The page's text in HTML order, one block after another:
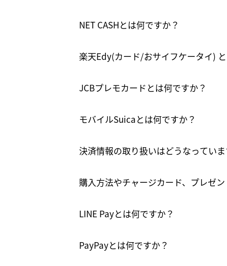
NET CASHとは何ですか？
楽天Edy(カード/おサイフケータイ)
JCBプレモカードとは何ですか？
モバイルSuicaとは何ですか？
決済情報の取り扱いはどうなってい
購入方法やチャージカード、プレゼ
LINE Payとは何ですか？
PayPayとは何ですか？